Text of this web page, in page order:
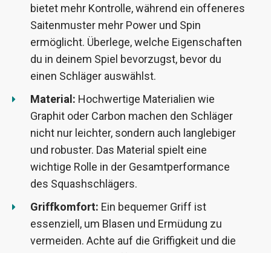
bietet mehr Kontrolle, während ein offeneres
Saitenmuster mehr Power und Spin
ermöglicht. Überlege, welche Eigenschaften
du in deinem Spiel bevorzugst, bevor du
einen Schläger auswählst.
Material: Hochwertige Materialien wie
Graphit oder Carbon machen den Schläger
nicht nur leichter, sondern auch langlebiger
und robuster. Das Material spielt eine
wichtige Rolle in der Gesamtperformance
des Squashschlägers.
Griffkomfort: Ein bequemer Griff ist
essenziell, um Blasen und Ermüdung zu
vermeiden. Achte auf die Griffigkeit und die